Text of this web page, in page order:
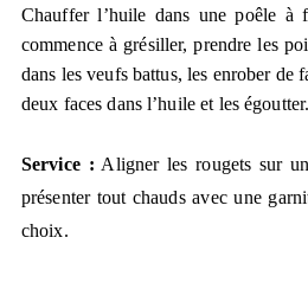
Chauffer l’huile dans une poêle à
commence à grésiller, prendre les
dans les veufs battus, les enrober de
deux faces dans l’huile et les égoutter.
Service : Aligner les rougets sur
présenter tout chauds avec une
choix.